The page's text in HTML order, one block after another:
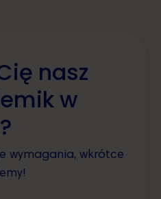
nasz
w
wymagania, wkrótce